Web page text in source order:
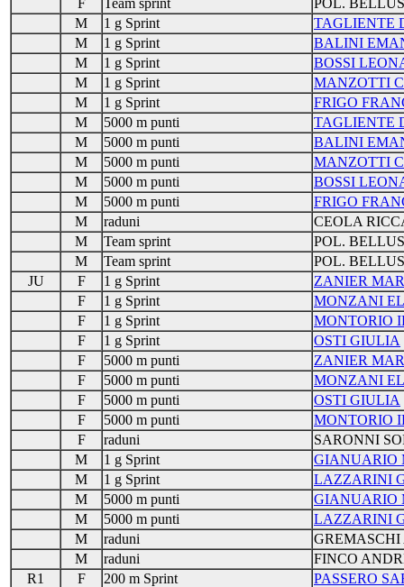
F
Team sprint
POL.
M
1 g Sprint
TAGLIENTE
M
1 g Sprint
BALINI
M
1 g Sprint
BOSSI
M
1 g Sprint
MANZOTTI
M
1 g Sprint
FRIGO
M
5000 m punti
TAGLIENTE
M
5000 m punti
BALINI
M
5000 m punti
MANZOTTI
M
5000 m punti
BOSSI
M
5000 m punti
FRIGO
M
raduni
CEOLA
M
Team sprint
POL.
M
Team sprint
POL.
JU
F 1 g Sprint
ZANIER
F
1 g Sprint
MONZANI
F
1 g Sprint
MONTORIO
F
1 g Sprint
OSTI GIULIA
F
5000 m punti
ZANIER
F
5000 m punti
MONZANI
F
5000 m punti
OSTI GIULIA
F
5000 m punti
MONTORIO
F
raduni
SARONNI
M
1 g Sprint
GIANUARIO
M
1 g Sprint
LAZZARINI
M
5000 m punti
GIANUARIO
M
5000 m punti
LAZZARINI
M
raduni
M
raduni
FINCO
R1
F 200 m Sprint
PASSERO